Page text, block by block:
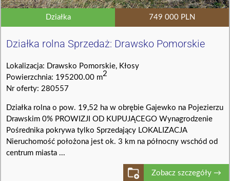
Działka 749 000 PLN
Działka rolna Sprzedaż: Drawsko Pomorskie
Lokalizacja: Drawsko Pomorskie, Kłosy
Powierzchnia: 195200.00 m2
Nr oferty: 280557
Działka rolna o pow. 19,52 ha w obrębie Gajewko na Pojezierzu
Drawskim 0% PROWIZJI OD KUPUJĄCEGO Wynagrodzenie
Pośrednika pokrywa tylko Sprzedający LOKALIZACJA
Nieruchomość położona jest ok. 3 km na północny wschód od
centrum miasta ...
Zobacz szczegóły →